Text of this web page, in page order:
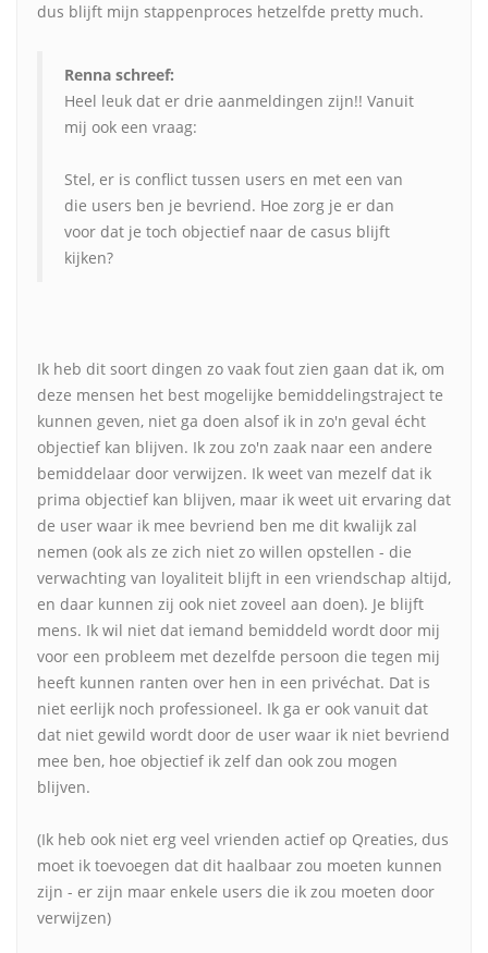
dus blijft mijn stappenproces hetzelfde pretty much.
Renna schreef:
Heel leuk dat er drie aanmeldingen zijn!! Vanuit
mij ook een vraag:
Stel, er is conflict tussen users en met een van
die users ben je bevriend. Hoe zorg je er dan
voor dat je toch objectief naar de casus blijft
kijken?
Ik heb dit soort dingen zo vaak fout zien gaan dat ik, om
deze mensen het best mogelijke bemiddelingstraject te
kunnen geven, niet ga doen alsof ik in zo'n geval écht
objectief kan blijven. Ik zou zo'n zaak naar een andere
bemiddelaar door verwijzen. Ik weet van mezelf dat ik
prima objectief kan blijven, maar ik weet uit ervaring dat
de user waar ik mee bevriend ben me dit kwalijk zal
nemen (ook als ze zich niet zo willen opstellen - die
verwachting van loyaliteit blijft in een vriendschap altijd,
en daar kunnen zij ook niet zoveel aan doen). Je blijft
mens. Ik wil niet dat iemand bemiddeld wordt door mij
voor een probleem met dezelfde persoon die tegen mij
heeft kunnen ranten over hen in een privéchat. Dat is
niet eerlijk noch professioneel. Ik ga er ook vanuit dat
dat niet gewild wordt door de user waar ik niet bevriend
mee ben, hoe objectief ik zelf dan ook zou mogen
blijven.
(Ik heb ook niet erg veel vrienden actief op Qreaties, dus
moet ik toevoegen dat dit haalbaar zou moeten kunnen
zijn - er zijn maar enkele users die ik zou moeten door
verwijzen)